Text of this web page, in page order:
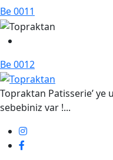
Be 0011
Be 0012
Topraktan Patisserie’ ye
sebebiniz var !...